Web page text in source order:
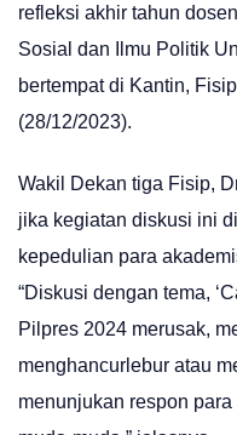
refleksi akhir tahun
Sosial dan Ilmu Politik
bertempat di Kantin,
(28/12/2023).
Wakil Dekan tiga Fisip,
jika kegiatan diskusi ini
kepedulian para
“Diskusi dengan tema,
Pilpres 2024 merusak,
menghancurlebur atau
menunjukan respon